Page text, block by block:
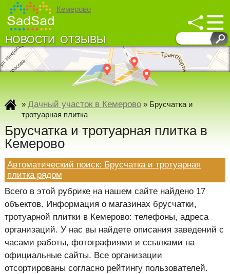
Кемерово
НОВОСТИ ОТЗЫВЫ
Развернуть карту↓
» Дачный участок в Кемерово» Брусчатка и
тротуарная плитка
Брусчатка и тротуарная плитка в
Кемерово
Автоматический поиск: Брусчатка и тротуарная
плитка рядом
Всего в этой рубрике на нашем сайте найдено 17
объектов. Информация о магазинах брусчатки,
тротуарной плитки в Кемерово: телефоны, адреса
организаций. У нас вы найдете описания заведений с
часами работы, фотографиями и ссылками на
официальные сайты. Все организации
отсортированы согласно рейтингу пользователей.